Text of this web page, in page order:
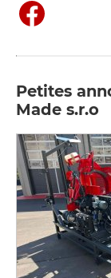
Petites
Made s.r.o